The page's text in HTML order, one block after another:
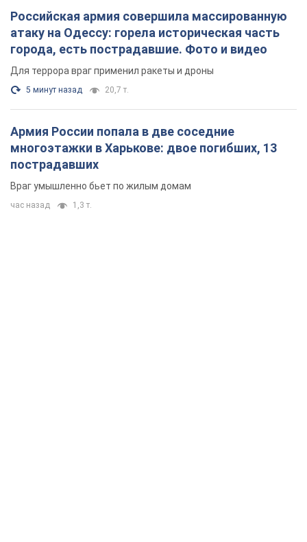
Российская армия совершила массированную
атаку на Одессу: горела историческая часть
города, есть пострадавшие. Фото и видео
Для террора враг применил ракеты и дроны
5 минут назад 20,7 т.
Армия России попала в две соседние
многоэтажки в Харькове: двое погибших, 13
пострадавших
Враг умышленно бьет по жилым домам
час назад 1,3 т.